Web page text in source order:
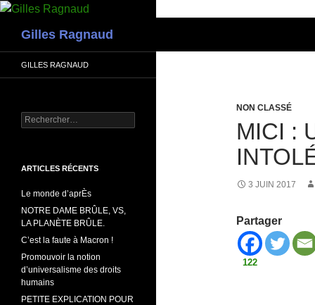
Gilles Ragnaud
NON CLASSÉ
MICI :
3 JUIN 2017
Partager
122
GILLES RAGNAUD
Rechercher :
ARTICLES RÉCENTS
Le monde d’aprÈs
NOTRE DAME BRÛLE, VS,
LA PLANÈTE BRÛLE.
C’est la faute à Macron !
Promouvoir la notion
d’universalisme des droits
humains
PETITE EXPLICATION POUR